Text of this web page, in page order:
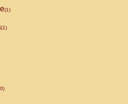
(1)
(1)